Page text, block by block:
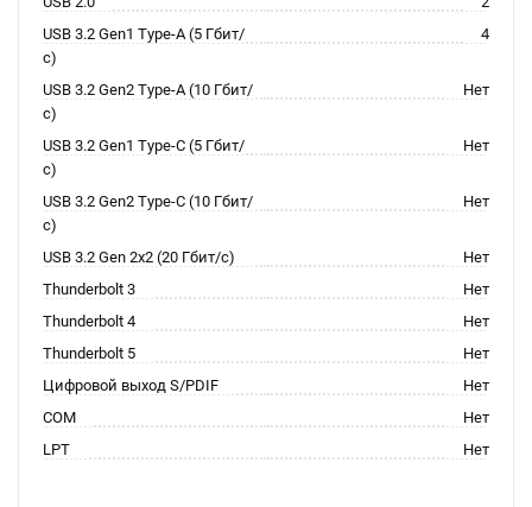
USB 3.2 Gen1 Type-A (5 Гбит/
с)
4
USB 3.2 Gen2 Type-A (10 Гбит/
с)
Нет
USB 3.2 Gen1 Type-C (5 Гбит/
с)
Нет
USB 3.2 Gen2 Type-C (10 Гбит/
с)
Нет
USB 3.2 Gen 2x2 (20 Гбит/с)
Нет
Thunderbolt 3
Нет
Thunderbolt 4
Нет
Thunderbolt 5
Нет
Цифровой выход S/PDIF
Нет
COM
Нет
LPT
Нет